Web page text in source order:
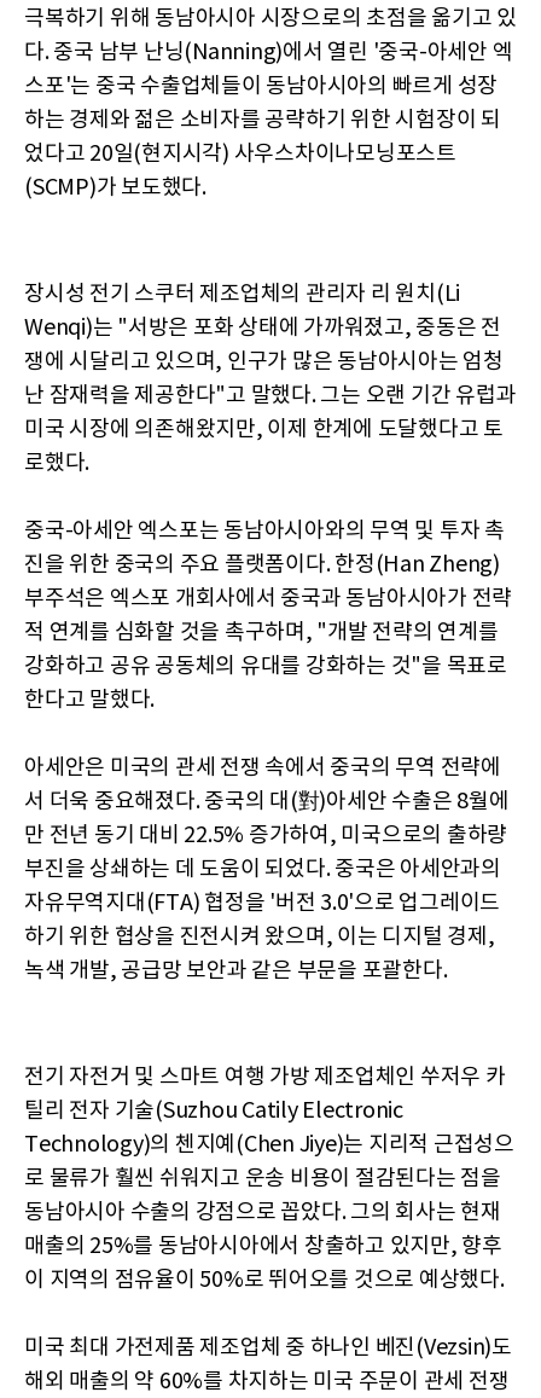
극복하기 위해 동남아시아 시장으로의 초점을 옮기고 있
다. 중국 남부 난닝(Nanning)에서 열린 '중국-아세안 엑
스포'는 중국 수출업체들이 동남아시아의 빠르게 성장
하는 경제와 젊은 소비자를 공략하기 위한 시험장이 되
었다고 20일(현지시각) 사우스차이나모닝포스트
(SCMP)가 보도했다.
장시성 전기 스쿠터 제조업체의 관리자 리 원치(Li
Wenqi)는 "서방은 포화 상태에 가까워졌고, 중동은 전
쟁에 시달리고 있으며, 인구가 많은 동남아시아는 엄청
난 잠재력을 제공한다"고 말했다. 그는 오랜 기간 유럽과
미국 시장에 의존해왔지만, 이제 한계에 도달했다고 토
로했다.
중국-아세안 엑스포는 동남아시아와의 무역 및 투자 촉
진을 위한 중국의 주요 플랫폼이다. 한정(Han Zheng)
부주석은 엑스포 개회사에서 중국과 동남아시아가 전략
적 연계를 심화할 것을 촉구하며, "개발 전략의 연계를
강화하고 공유 공동체의 유대를 강화하는 것"을 목표로
한다고 말했다.
아세안은 미국의 관세 전쟁 속에서 중국의 무역 전략에
서 더욱 중요해졌다. 중국의 대(對)아세안 수출은 8월에
만 전년 동기 대비 22.5% 증가하여, 미국으로의 출하량
부진을 상쇄하는 데 도움이 되었다. 중국은 아세안과의
자유무역지대(FTA) 협정을 '버전 3.0'으로 업그레이드
하기 위한 협상을 진전시켜 왔으며, 이는 디지털 경제,
녹색 개발, 공급망 보안과 같은 부문을 포괄한다.
전기 자전거 및 스마트 여행 가방 제조업체인 쑤저우 카
틸리 전자 기술(Suzhou Catily Electronic
Technology)의 첸지예(Chen Jiye)는 지리적 근접성으
로 물류가 훨씬 쉬워지고 운송 비용이 절감된다는 점을
동남아시아 수출의 강점으로 꼽았다. 그의 회사는 현재
매출의 25%를 동남아시아에서 창출하고 있지만, 향후
이 지역의 점유율이 50%로 뛰어오를 것으로 예상했다.
미국 최대 가전제품 제조업체 중 하나인 베진(Vezsin)도
해외 매출의 약 60%를 차지하는 미국 주문이 관세 전쟁